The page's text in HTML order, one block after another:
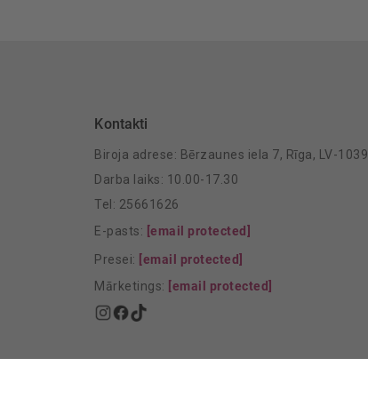
Kontakti
Biroja adrese: Bērzaunes iela 7, Rīga, LV-1039
Darba laiks: 10.00-17.30
Tel: 25661626
E-pasts: [email protected]
Presei: [email protected]
Mārketings: [email protected]